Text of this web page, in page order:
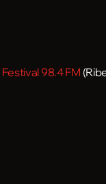
Festival 98.4 FM